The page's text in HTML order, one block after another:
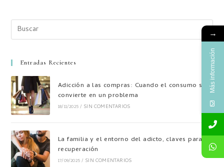
Entradas Recientes
Adicción a las compras: Cuando el consumo se
convierte en un problema
18/11/2025/ SIN COMENTARIOS
La familia y el entorno del adicto, claves para su
recuperación
17/09/2025/ SIN COMENTARIOS
→
Más información